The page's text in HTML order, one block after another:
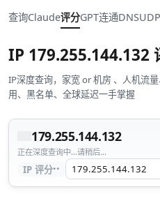
查询Claude评分GPT连通DNSUDP
IP 179.255.144.132
IP深度查询，家宽 or 机房 、人机流
用、黑名单、全球延迟一手掌握
179.255.144.132
正在深度查询中...请稍后...
IP 评分··